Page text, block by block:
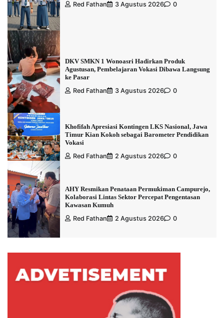
Red Fathan
3 Agustus 2026 0
DKV SMKN 1 Wonoasri Hadirkan Produk
Agustusan, Pembelajaran Vokasi Dibawa Langsung
ke Pasar
Red Fathan
3 Agustus 2026 0
Khofifah Apresiasi Kontingen LKS Nasional, Jawa
Timur Kian Kokoh sebagai Barometer Pendidikan
Vokasi
Red Fathan
2 Agustus 2026 0
AHY Resmikan Penataan Permukiman Campurejo,
Kolaborasi Lintas Sektor Percepat Pengentasan
Kawasan Kumuh
Red Fathan
2 Agustus 2026 0